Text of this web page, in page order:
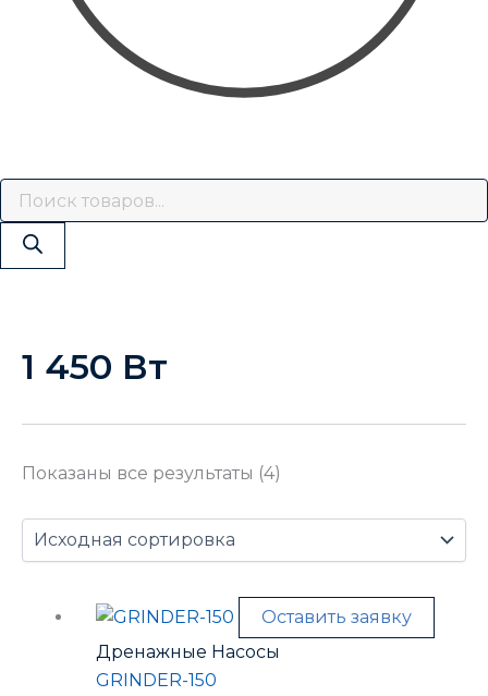
1 450 Вт
Показаны все результаты (4)
Оставить заявку
Дренажные Насосы
GRINDER-150